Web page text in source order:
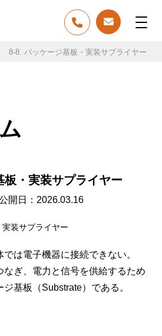
8-8. パッケージ基板・実装サプライヤー
・実装サプライヤー
開日： 2026.03.16
は電子機器に接続できない。
なぎ、電力と信号を供給するため
基板（Substrate）である。